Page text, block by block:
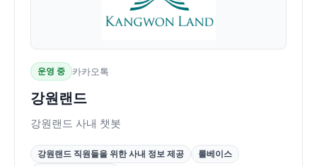
운영 중 카카오톡
강원랜드
강원랜드 사내 챗봇
강원랜드 직원들을 위한 사내 정보 제공
룰베이스